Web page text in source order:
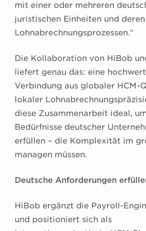
mit einer oder mehreren
juristischen Einheiten und deren
Lohnabrechnungsprozessen.“
Die Kollaboration von HiBob
liefert genau das: eine
Verbindung aus globaler HCM-
lokaler
diese Zusammenarbeit ideal,
Bedürfnisse deutscher
erfüllen – die Komplexität im
managen müssen.
Deutsche Anforderungen
HiBob ergänzt die Payroll-
und positioniert sich als